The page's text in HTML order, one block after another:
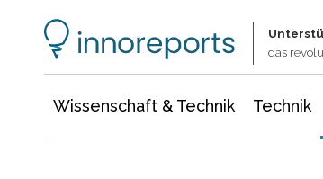
das
Wissenschaft & Technik Technik